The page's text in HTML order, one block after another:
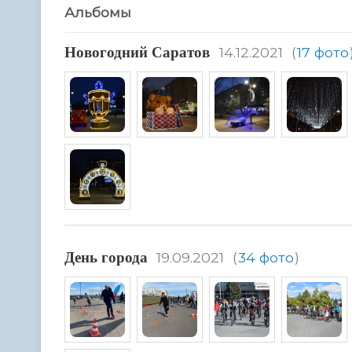
Альбомы
Hовогодний Саратов 14.12.2021 (17 фото
День города 19.09.2021 (34 фото)